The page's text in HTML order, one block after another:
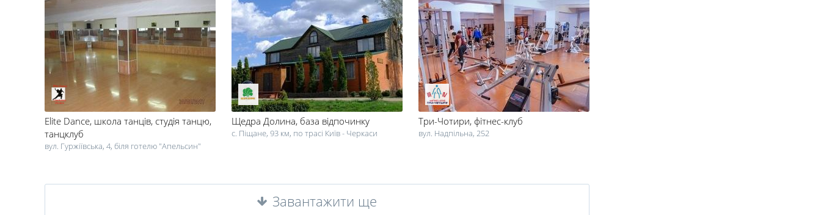
Elite Dance, школа танців, студія танцю,
танцклуб
вул. Гуржіївська, 4, біля готелю "Апельсин"
Щедра Долина, база відпочинку
с. Піщане, 93 км, по трасі Київ - Черкаси
Три-Чотири, фітнес-клуб
вул. Надпільна, 252
Завантажити ще